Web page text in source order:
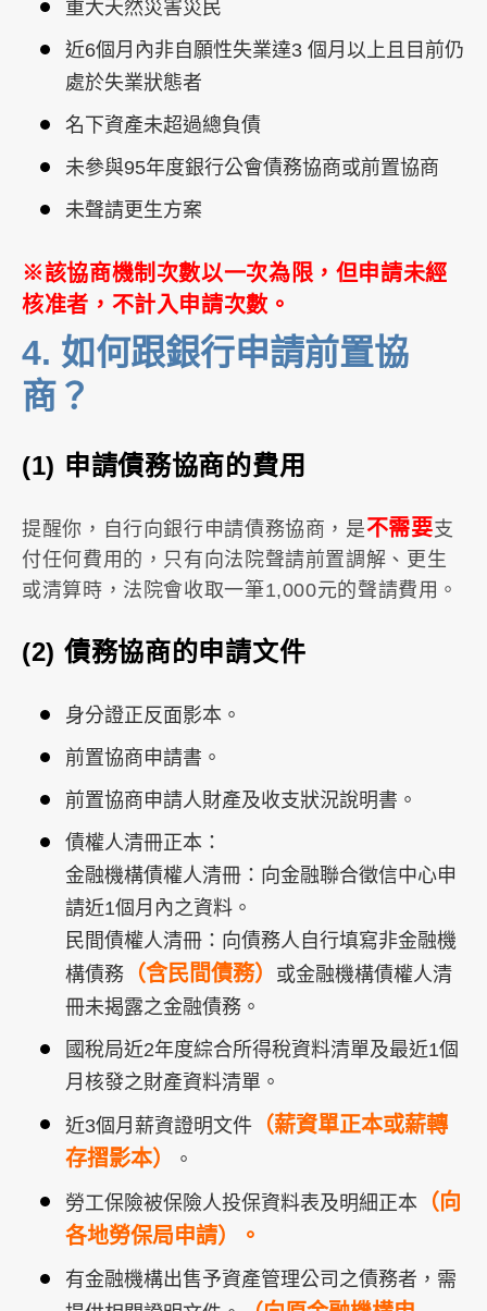
重大天然災害災民
近6個月內非自願性失業達3 個月以上且目前仍
處於失業狀態者
名下資產未超過總負債
未參與95年度銀行公會債務協商或前置協商
未聲請更生方案
※該協商機制次數以一次為限，但申請未經
核准者，不計入申請次數。
4. 如何跟銀行申請前置協
商？
(1) 申請債務協商的費用
提醒你，自行向銀行申請債務協商，是不需要支
付任何費用的，只有向法院聲請前置調解、更生
或清算時，法院會收取一筆1,000元的聲請費用。
(2) 債務協商的申請文件
身分證正反面影本。
前置協商申請書。
前置協商申請人財產及收支狀況說明書。
債權人清冊正本：
金融機構債權人清冊：向金融聯合徵信中心申
請近1個月內之資料。
民間債權人清冊：向債務人自行填寫非金融機
構債務 （含民間債務） 或金融機構債權人清
冊未揭露之金融債務。
國稅局近2年度綜合所得稅資料清單及最近1個
月核發之財產資料清單。
近3個月薪資證明文件 （薪資單正本或薪轉
存摺影本）
。
勞工保險被保險人投保資料表及明細正本 （向
各地勞保局申請）。
有金融機構出售予資產管理公司之債務者，需